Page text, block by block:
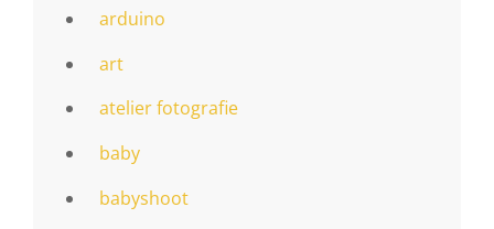
arduino
art
atelier fotografie
baby
babyshoot